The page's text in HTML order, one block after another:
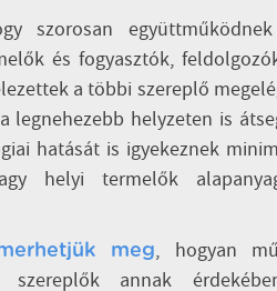
szorosan
és fogyasztók,
a többi szereplő
legnehezebb helyzeten is
hatását is igyekeznek
helyi termelők
meg, hogyan
szereplők annak